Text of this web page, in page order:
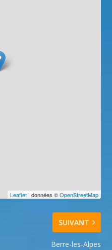
Leaflet| données ©OpenStreetMap
SUIVANT
Berre-les-Alpes